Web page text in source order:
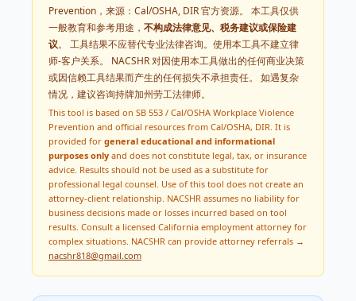
Prevention ，来源： Cal/OSHA, DIR官方资源。 本工具仅供
一般教育和参考用途， 不构成法律意见、税务建议或保险建
议。 工具结果不应替代专业法律咨询。使用本工具不建立律
师-客户关系。 NACSHR 对因使用本工具做出的任何商业决策
或因信赖工具结果而产生的任何损失不承担责任。 如遇复杂
情况，建议咨询持牌加州劳工法律师。
This tool is based on SB 553 / Cal/OSHA Workplace Violence
Prevention and official resources from Cal/OSHA, DIR. It is
provided for general educational and informational
purposes only and does not constitute legal, tax, or insurance
advice. Results should not be used as a substitute for
professional legal counsel. Use of this tool does not create an
attorney-client relationship. NACSHR assumes no liability for
business decisions made or losses incurred based on tool
results. Consult a licensed California employment attorney for
complex situations. NACSHR can provide attorney referrals →
nacshr818@gmail.com